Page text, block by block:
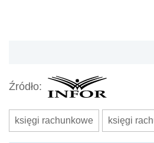
Źródło:
księgi rachunkowe księgi